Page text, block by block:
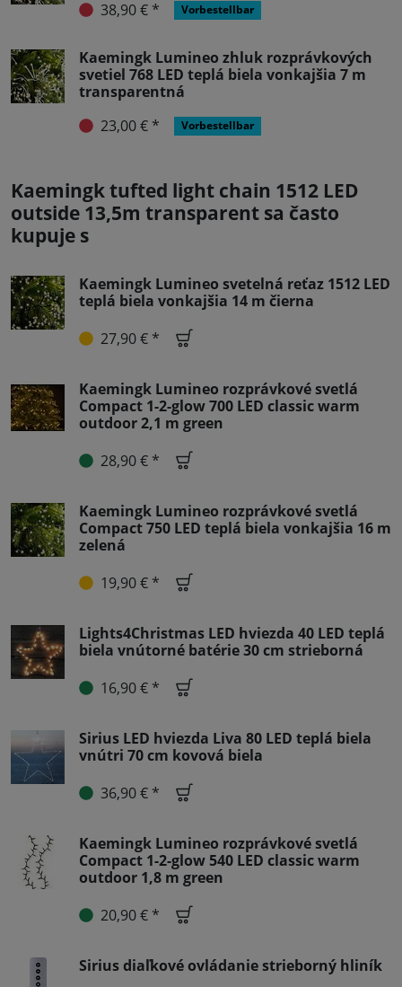
38,90 € * Vorbestellbar
Kaemingk Lumineo zhluk rozprávkových
svetiel 768 LED teplá biela vonkajšia 7 m
transparentná
23,00 € *
Vorbestellbar
Kaemingk tufted light chain 1512 LED
outside 13,5m transparent sa často
kupuje s
Kaemingk Lumineo svetelná reťaz 1512 LED
teplá biela vonkajšia 14 m čierna
27,90 € *
Kaemingk Lumineo rozprávkové svetlá
Compact 1-2-glow 700 LED classic warm
outdoor 2,1 m green
28,90 € *
Kaemingk Lumineo rozprávkové svetlá
Compact 750 LED teplá biela vonkajšia 16 m
zelená
19,90 € *
Lights4Christmas LED hviezda 40 LED teplá
biela vnútorné batérie 30 cm strieborná
16,90 € *
Sirius LED hviezda Liva 80 LED teplá biela
vnútri 70 cm kovová biela
36,90 € *
Kaemingk Lumineo rozprávkové svetlá
Compact 1-2-glow 540 LED classic warm
outdoor 1,8 m green
20,90 € *
Sirius diaľkové ovládanie strieborný hliník